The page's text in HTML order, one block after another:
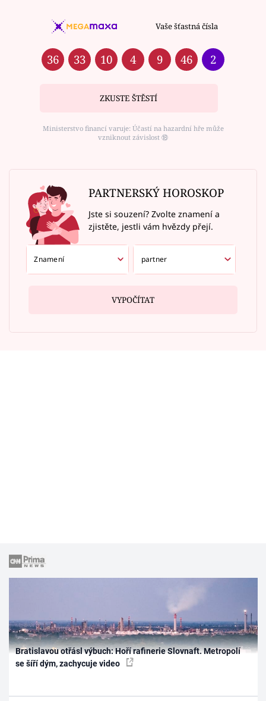
Vaše šťastná čísla
36 33 10 4 9 46 2
ZKUSTE ŠTĚSTÍ
Ministerstvo financí varuje: Účastí na hazardní hře může
vzniknout závislost ⑱
PARTNERSKÝ HOROSKOP
Jste si souzení? Zvolte znamení a
zjistěte, jestli vám hvězdy přejí.
VYPOČÍTAT
Bratislavou otřásl výbuch: Hoří rafinerie Slovnaft. Metropolí
se šíří dým, zachycuje video